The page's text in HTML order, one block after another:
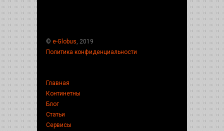
© e-Globus , 2019
Политика конфиденциальности
Главная
Континетны
Блог
Статьи
Сервисы